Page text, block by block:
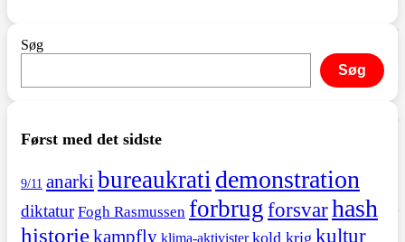
Søg
Søg
Først med det sidste
9/11 anarki bureaukrati demonstration
diktatur Fogh Rasmussen forbrugforsvarhash
historiekampfly klima-aktivister kold krig kultur